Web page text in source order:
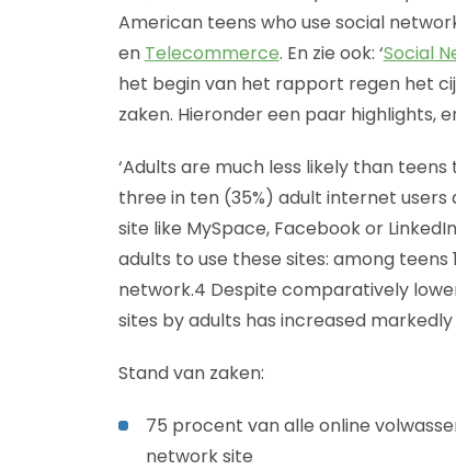
American teens who use social
en Telecommerce. En zie ook: ‘Social
het begin van het rapport regen het
zaken. Hieronder een paar highlights,
‘Adults are much less likely than
three in ten (35%) adult internet users
site like MySpace, Facebook or
adults to use these sites: among teens
network.4 Despite comparatively
sites by adults has increased
Stand van zaken:
75 procent van alle online
network site